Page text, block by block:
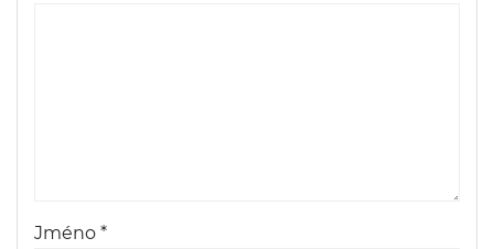
Jméno *